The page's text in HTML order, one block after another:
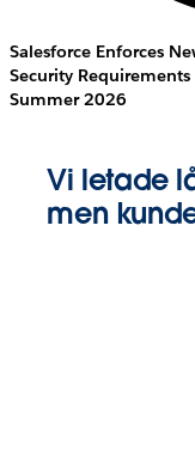
Salesforce Enforces
Security Requirements
Summer 2026
Vi letade
men